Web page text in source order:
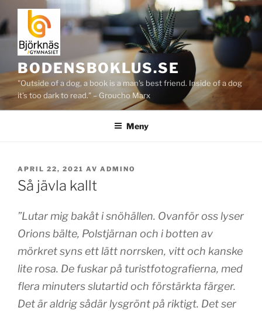
Hoppa
till
innehåll
BODENSBOKLUS.SE
"Outside of a dog, a book is a man's best friend. Inside of a dog
it's too dark to read." – Groucho Marx
Meny
PUBLICERAT
APRIL 22, 2021 AV ADMINO
Så jävla kallt
”Lutar mig bakåt i snöhällen. Ovanför oss lyser
Orions bälte, Polstjärnan och i botten av
mörkret syns ett lätt norrsken, vitt och kanske
lite rosa. De fuskar på turistfotografierna, med
flera minuters slutartid och förstärkta färger.
Det är aldrig sådär lysgrönt på riktigt. Det ser